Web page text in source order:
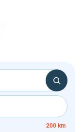
200 km